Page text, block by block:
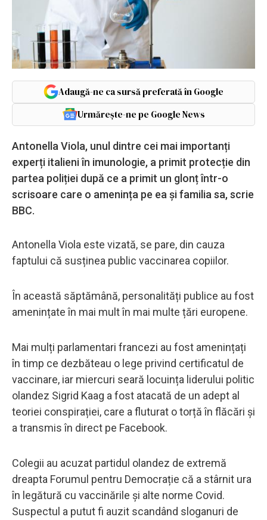
Adaugă-ne ca sursă preferată în Google
Urmărește-ne pe Google News
Antonella Viola, unul dintre cei mai importanți
experți italieni în imunologie, a primit protecție din
partea poliției după ce a primit un glonț într-o
scrisoare care o amenința pe ea și familia sa, scrie
BBC.
Antonella Viola este vizată, se pare, din cauza
faptului că susținea public vaccinarea copiilor.
În această săptămână, personalități publice au fost
amenințate în mai mult în mai multe țări europene.
Mai mulți parlamentari francezi au fost amenințați
în timp ce dezbăteau o lege privind certificatul de
vaccinare, iar miercuri seară locuința liderului politic
olandez Sigrid Kaag a fost atacată de un adept al
teoriei conspirației, care a fluturat o torță în flăcări și
a transmis în direct pe Facebook.
Colegii au acuzat partidul olandez de extremă
dreapta Forumul pentru Democrație că a stârnit ura
în legătură cu vaccinările și alte norme Covid.
Suspectul a putut fi auzit scandând sloganuri de